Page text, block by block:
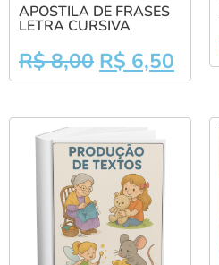
APOSTILA DE FRASES
LETRA CURSIVA
R$8,00 R$ 6,50